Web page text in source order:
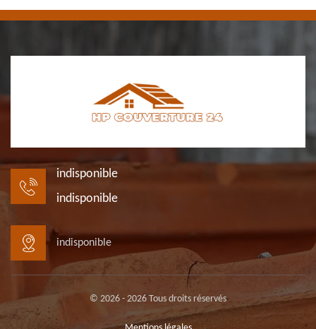
indisponible
indisponible
indisponible
© 2026 - 2026 Tous droits réservés